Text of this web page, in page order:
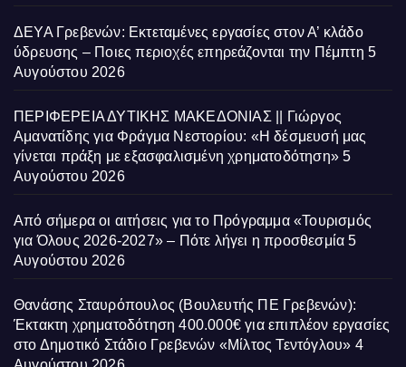
ΔΕΥΑ Γρεβενών: Εκτεταμένες εργασίες στον Α’ κλάδο
ύδρευσης – Ποιες περιοχές επηρεάζονται την Πέμπτη 5
Αυγούστου 2026
ΠΕΡΙΦΕΡΕΙΑ ΔΥΤΙΚΗΣ ΜΑΚΕΔΟΝΙΑΣ || Γιώργος
Αμανατίδης για Φράγμα Νεστορίου: «Η δέσμευσή μας
γίνεται πράξη με εξασφαλισμένη χρηματοδότηση» 5
Αυγούστου 2026
Από σήμερα οι αιτήσεις για το Πρόγραμμα «Τουρισμός
για Όλους 2026-2027» – Πότε λήγει η προσθεσμία 5
Αυγούστου 2026
Θανάσης Σταυρόπουλος (Βουλευτής ΠΕ Γρεβενών):
Έκτακτη χρηματοδότηση 400.000€ για επιπλέον εργασίες
στο Δημοτικό Στάδιο Γρεβενών «Μίλτος Τεντόγλου» 4